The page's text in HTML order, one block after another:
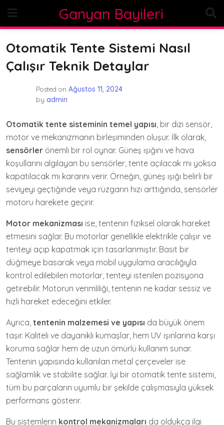
content
Ganyan Bayileri
Otomatik Tente Sistemi Nasıl
Çalışır Teknik Detaylar
Posted on Ağustos 11, 2024
by admin
Otomatik tente sisteminin temel yapısı, bir dizi sensör,
motor ve mekanizmanın birleşiminden oluşur. İlk olarak,
sensörler önemli bir rol oynar. Güneş ışığını ve hava
koşullarını algılayan bu sensörler, tente açılacak mı yoksa
kapatılacak mı kararını verir. Örneğin, güneş ışığı belirli bir
seviyeyi geçtiğinde veya rüzgarın hızı arttığında, sensörler
motoru harekete geçirir.
Motor mekanizması ise, tentenin fiziksel olarak hareket
etmesini sağlar. Bu motorlar genellikle elektrikle çalışır ve
tenteyi açıp kapatmak için tasarlanmıştır. Basit bir
düğmeye basarak veya mobil uygulama aracılığıyla
kontrol edilebilen motorlar, tenteyi istenilen pozisyona
getirebilir. Motorun verimliliği, tentenin ne kadar sessiz ve
hızlı hareket edeceğini etkiler.
Ayrıca, tentenin malzemesi ve yapısı da büyük önem
taşır. Kaliteli ve dayanıklı kumaşlar, hem UV ışınlarına karşı
koruma sağlar hem de uzun ömürlü kullanım sunar.
Tentenin yapısında kullanılan metal çerçeveler ise
sağlamlık ve stabilite sağlar. İyi bir otomatik tente sistemi,
tüm bu parçaların uyumlu bir şekilde çalışmasıyla yüksek
performans gösterir.
Bu sistemlerin kontrol mekanizmaları da oldukça ilgi